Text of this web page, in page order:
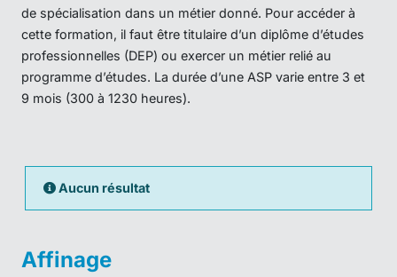
de spécialisation dans un métier donné. Pour accéder à
cette formation, il faut être titulaire d’un diplôme d’études
professionnelles (DEP) ou exercer un métier relié au
programme d’études. La durée d’une ASP varie entre 3 et
9 mois (300 à 1230 heures).
Aucun résultat
Affinage